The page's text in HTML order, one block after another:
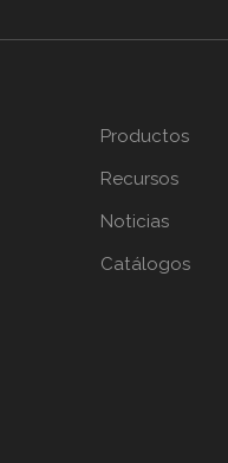
Productos
Recursos
Noticias
Catálogos